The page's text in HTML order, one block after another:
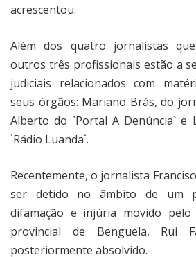
acrescentou.
Além dos quatro jornalistas
outros três profissionais estão a
judiciais relacionados com
seus órgãos: Mariano Brás, do
Alberto do `Portal A Denúncia` e
`Rádio Luanda`.
Recentemente, o jornalista
ser detido no âmbito de um
difamação e injúria movido
provincial de Benguela, Rui
posteriormente absolvido.